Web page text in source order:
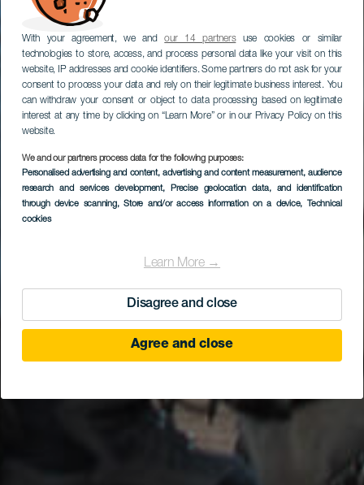
With your agreement, we andour 14 partnersuse cookies or similar
technologies to store, access, and process personal data like your visit on this
website, IP addresses and cookie identifiers. Some partners do not ask for your
consent to process your data and rely on their legitimate business interest. You
can withdraw your consent or object to data processing based on legitimate
interest at any time by clicking on “Learn More” or in our Privacy Policy on this
website.
We and our partners process data for the following purposes:
Personalised advertising and content, advertising and content measurement, audience
research and services development, Precise geolocation data, and identification
through device scanning, Store and/or access information on a device, Technical
cookies
Learn More →
Disagree and close
Agree and close
Sioux City